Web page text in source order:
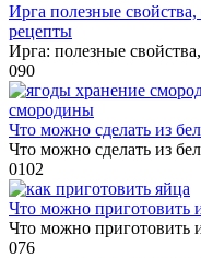
Ирга полезные
рецепты
Ирга: полезные
090
Что можно сделать из
Что можно сделать из
0102
Что можно приготовить
Что можно приготовить
076